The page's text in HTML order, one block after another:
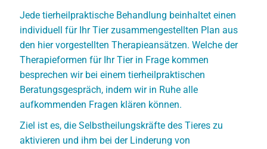
Jede tierheilpraktische Behandlung beinhaltet einen
individuell für Ihr Tier zusammengestellten Plan aus
den hier vorgestellten Therapieansätzen. Welche der
Therapieformen für Ihr Tier in Frage kommen
besprechen wir bei einem tierheilpraktischen
Beratungsgespräch, indem wir in Ruhe alle
aufkommenden Fragen klären können.
Ziel ist es, die Selbstheilungskräfte des Tieres zu
aktivieren und ihm bei der Linderung von